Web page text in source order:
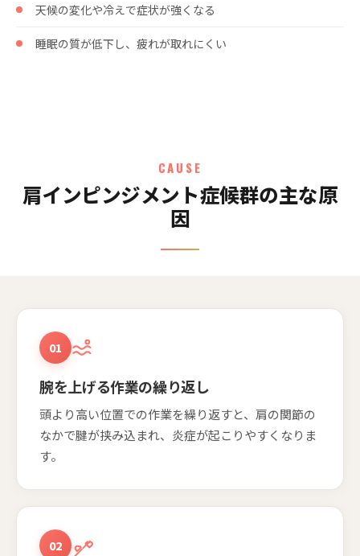
天候の変化や冷えで症状が強くなる
睡眠の質が低下し、疲れが取れにくい
CAUSE
肩インピンジメント症候群の主な原
因
01
腕を上げる作業の繰り返し
頭より高い位置での作業を繰り返すと、肩の関節の
なかで腱が挟み込まれ、炎症が起こりやすくなりま
す。
02